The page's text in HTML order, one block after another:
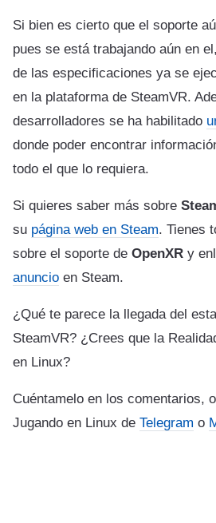
Si bien es cierto que el soporte
pues se está trabajando aún en
de las especificaciones ya se
en la plataforma de SteamVR.
desarrolladores se ha habilitado
donde poder encontrar
todo el que lo requiera.
Si quieres saber más sobre
su página web en Steam. Tienes
sobre el soporte de OpenXR y
anuncio en Steam.
¿Qué te parece la llegada del
SteamVR? ¿Crees que la
en Linux?
Cuéntamelo en los comentarios,
Jugando en Linux de Telegram o